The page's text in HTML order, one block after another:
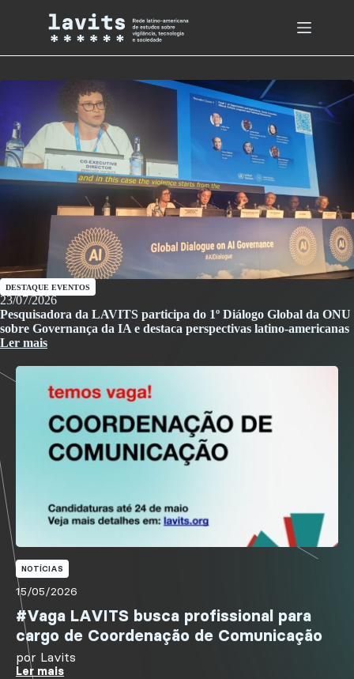
DESTAQUE EVENTOS
23/07/2026
Pesquisadora da LAVITS participa do 1º Diálogo Global da ONU
sobre Governança da IA e destaca perspectivas latino-americanas
Ler mais
NOTÍCIAS
15/05/2026
#Vaga LAVITS busca profissional para
cargo de Coordenação de Comunicação
por Lavits
Ler mais